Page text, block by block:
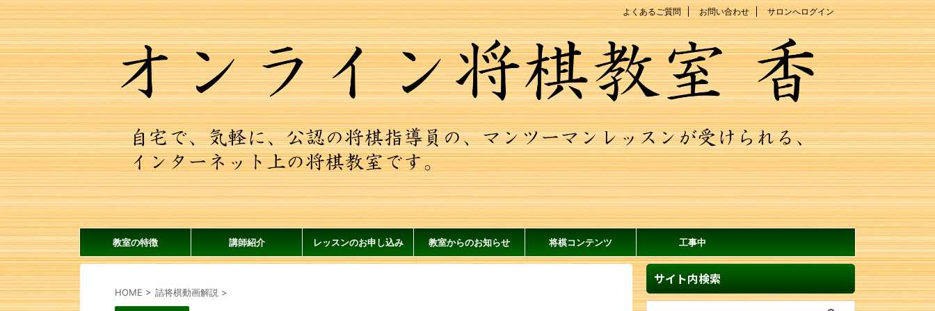
よくあるご質問 お問い合わせ サロンへログイン
教室の特徴 講師紹介 レッスンのお申し込み 教室からのお知らせ 将棋コンテンツ 工事中
HOME > 詰将棋動画解説 >
サイト内検索